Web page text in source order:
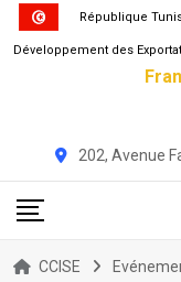
République
Développement des
202, Avenue
CCISE